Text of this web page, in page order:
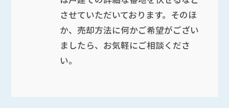
させていただいております。そのほ
か、売却方法に何かご希望がござい
ましたら、お気軽にご相談くださ
い。